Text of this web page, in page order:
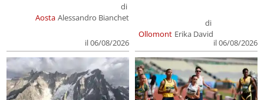
Aosta
di
Alessandro Bianchet
il 06/08/2026
Ollomont
di
Erika David
il 06/08/2026